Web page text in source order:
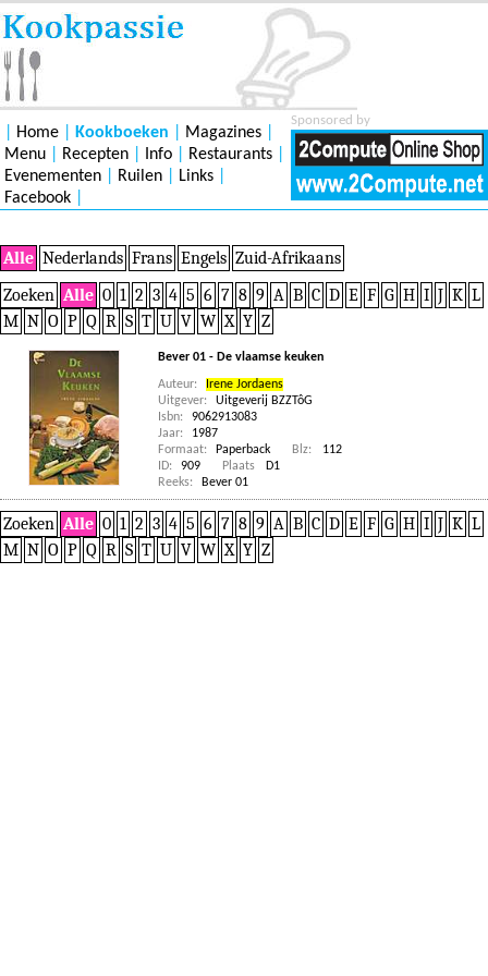
Sponsored by
Home Kookboeken Magazines
Menu
Recepten Info Restaurants
Evenementen
Ruilen Links
Facebook
Alle Nederlands Frans Engels Zuid-Afrikaans
Zoeken Alle 0 1 2 3 4 5 6 7 8 9 A B C D E F G H I J K L
M N O P Q R S T U V W X Y Z
Bever 01 - De vlaamse keuken
Auteur:
Irene Jordaens
Uitgever:
Uitgeverij BZZTôG
Isbn:
9062913083
Jaar:
1987
Formaat:
Paperback Blz:
112
ID:
909 Plaats
D1
Reeks:
Bever 01
Zoeken Alle 0 1 2 3 4 5 6 7 8 9 A B C D E F G H I J K L
M N O P Q R S T U V W X Y Z